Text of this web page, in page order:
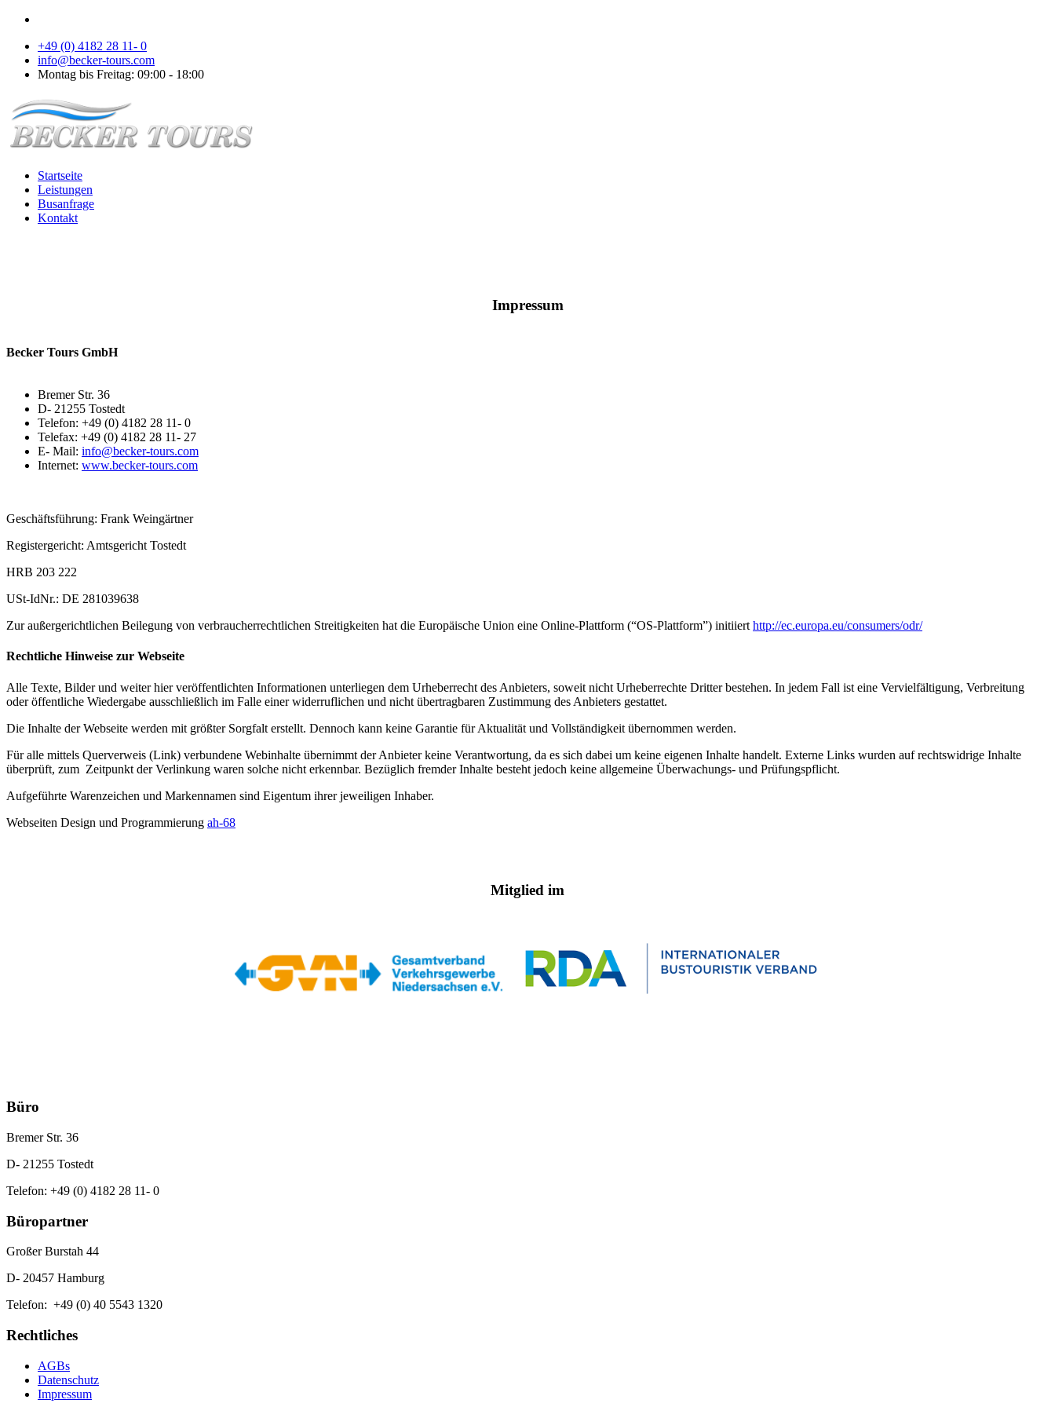
+49 (0) 4182 28 11- 0
info@becker-tours.com
Montag bis Freitag: 09:00 - 18:00
Startseite
Leistungen
Busanfrage
Kontakt
Impressum
Becker Tours GmbH
Bremer Str. 36
D- 21255 Tostedt
Telefon: +49 (0) 4182 28 11- 0
Telefax: +49 (0) 4182 28 11- 27
E- Mail: info@becker-tours.com
Internet: www.becker-tours.com
Geschäftsführung: Frank Weingärtner
Registergericht: Amtsgericht Tostedt
HRB 203 222
USt-IdNr.: DE 281039638
Zur außergerichtlichen Beilegung von verbraucherrechtlichen Streitigkeiten hat die Europäische Union eine Online-Plattform (“OS-Plattform”) initiiert http://ec.europa.eu/consumers/odr/
Rechtliche Hinweise zur Webseite
Alle Texte, Bilder und weiter hier veröffentlichten Informationen unterliegen dem Urheberrecht des Anbieters, soweit nicht Urheberrechte Dritter bestehen. In jedem Fall ist eine Vervielfältigung, Verbreitung
oder öffentliche Wiedergabe ausschließlich im Falle einer widerruflichen und nicht übertragbaren Zustimmung des Anbieters gestattet.
Die Inhalte der Webseite werden mit größter Sorgfalt erstellt. Dennoch kann keine Garantie für Aktualität und Vollständigkeit übernommen werden.
Für alle mittels Querverweis (Link) verbundene Webinhalte übernimmt der Anbieter keine Verantwortung, da es sich dabei um keine eigenen Inhalte handelt. Externe Links wurden auf rechtswidrige Inhalte
überprüft, zum Zeitpunkt der Verlinkung waren solche nicht erkennbar. Bezüglich fremder Inhalte besteht jedoch keine allgemeine Überwachungs- und Prüfungspflicht.
Aufgeführte Warenzeichen und Markennamen sind Eigentum ihrer jeweiligen Inhaber.
Webseiten Design und Programmierung ah-68
Mitglied im
Büro
Bremer Str. 36
D- 21255 Tostedt
Telefon: +49 (0) 4182 28 11- 0
Büropartner
Großer Burstah 44
D- 20457 Hamburg
Telefon: +49 (0) 40 5543 1320
Rechtliches
AGBs
Datenschutz
Impressum